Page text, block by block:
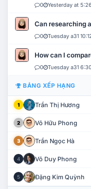
0 Yesterday at
Can researching
0 Tuesday a31
How can I
0 Tuesday a31
BẢNG XẾP HẠNG
1 Trần Thị Hương
2 Võ Hữu Phong
3 Trần Ngọc Hà
4 Võ Duy Phong
5 Đặng Kim Quỳnh